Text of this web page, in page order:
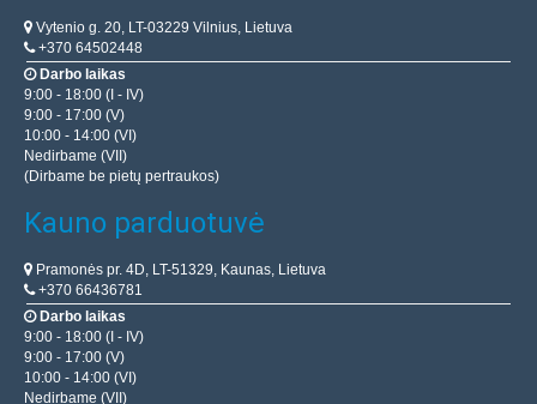
Vytenio g. 20, LT-03229 Vilnius, Lietuva
+370 64502448
Darbo laikas
9:00 - 18:00 (I - IV)
9:00 - 17:00 (V)
10:00 - 14:00 (VI)
Nedirbame (VII)
(Dirbame be pietų pertraukos)
Kauno parduotuvė
Pramonės pr. 4D, LT-51329, Kaunas, Lietuva
+370 66436781
Darbo laikas
9:00 - 18:00 (I - IV)
9:00 - 17:00 (V)
10:00 - 14:00 (VI)
Nedirbame (VII)